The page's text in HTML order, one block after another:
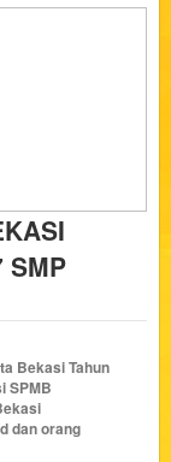
SMP
Bekasi Tahun
SPMB
dan orang